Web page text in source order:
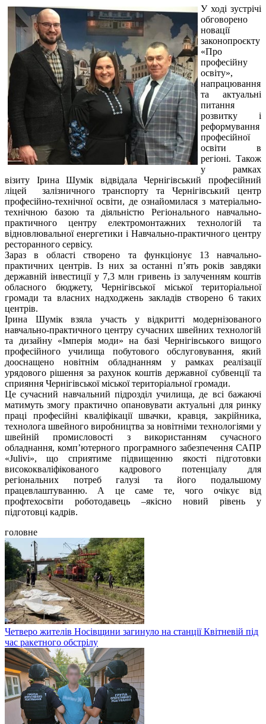
У ході зустрічі
обговорено
новації
законопроєкту
«Про
професійну
освіту»,
напрацювання
та актуальні
питання
розвитку і
реформування
професійної
освіти в
регіоні. Також
у рамках
візиту Ірина Шумік відвідала Чернігівський професійний
ліцей залізничного транспорту та Чернігівський центр
професійно-технічної освіти, де ознайомилася з матеріально-
технічною базою та діяльністю Регіонального навчально-
практичного центру електромонтажних технологій та
відновлювальної енергетики і Навчально-практичного центру
ресторанного сервісу.
Зараз в області створено та функціонує 13 навчально-
практичних центрів. Із них за останні п’ять років завдяки
державній інвестиції у 7,3 млн гривень із залученням коштів
обласного бюджету, Чернігівської міської територіальної
громади та власних надходжень закладів створено 6 таких
центрів.
Ірина Шумік взяла участь у відкритті модернізованого
навчально-практичного центру сучасних швейних технологій
та дизайну «Імперія моди» на базі Чернігівського вищого
професійного училища побутового обслуговування, який
дооснащено новітнім обладнанням у рамках реалізації
урядового рішення за рахунок коштів державної субвенції та
сприяння Чернігівської міської територіальної громади.
Це сучасний навчальний підрозділ училища, де всі бажаючі
матимуть змогу практично опановувати актуальні для ринку
праці професійні кваліфікації швачки, кравця, закрійника,
технолога швейного виробництва за новітніми технологіями у
швейній промисловості з використанням сучасного
обладнання, комп’ютерного програмного забезпечення САПР
«Julivi», що сприятиме підвищенню якості підготовки
висококваліфікованого кадрового потенціалу для
регіональних потреб галузі та його подальшому
працевлаштуванню. А це саме те, чого очікує від
профтехосвіти роботодавець –якісно новий рівень у
підготовці кадрів.
головне
Четверо жителів Носівщини загинуло на станції Квітневій під
час ракетного обстрілу